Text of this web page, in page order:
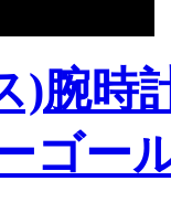
)腕時
ゴー